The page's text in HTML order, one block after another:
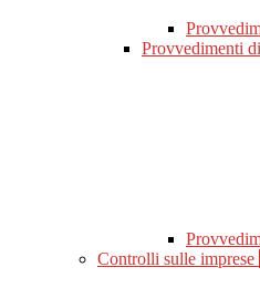
Provvedimenti
Controlli sulle imprese